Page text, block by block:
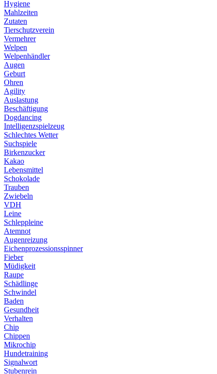
Hygiene
Mahlzeiten
Zutaten
Tierschutzverein
Vermehrer
Welpen
Welpenhändler
Augen
Geburt
Ohren
Agility
Auslastung
Beschäftigung
Dogdancing
Intelligenzspielzeug
Schlechtes Wetter
Suchspiele
Birkenzucker
Kakao
Lebensmittel
Schokolade
Trauben
Zwiebeln
VDH
Leine
Schleppleine
Atemnot
Augenreizung
Eichenprozessionsspinner
Fieber
Müdigkeit
Raupe
Schädlinge
Schwindel
Baden
Gesundheit
Verhalten
Chip
Chippen
Mikrochip
Hundetraining
Signalwort
Stubenrein